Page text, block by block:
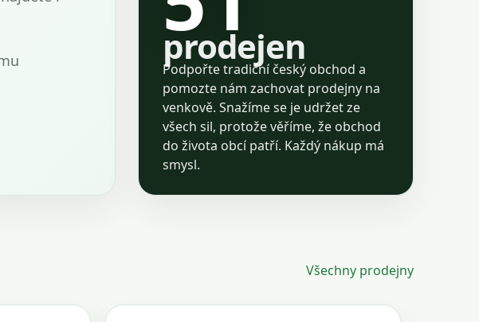
prodejen
Podpořte tradiční český obchod a
pomozte nám zachovat prodejny na
venkově. Snažíme se je udržet ze
všech sil, protože věříme, že obchod
do života obcí patří. Každý nákup má
smysl.
Všechny prodejny